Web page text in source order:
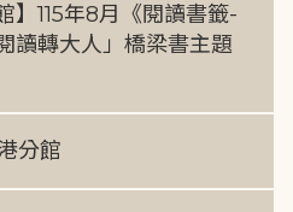
】115年8月《閱讀書籤-
讀轉大人」橋梁書主題
分館